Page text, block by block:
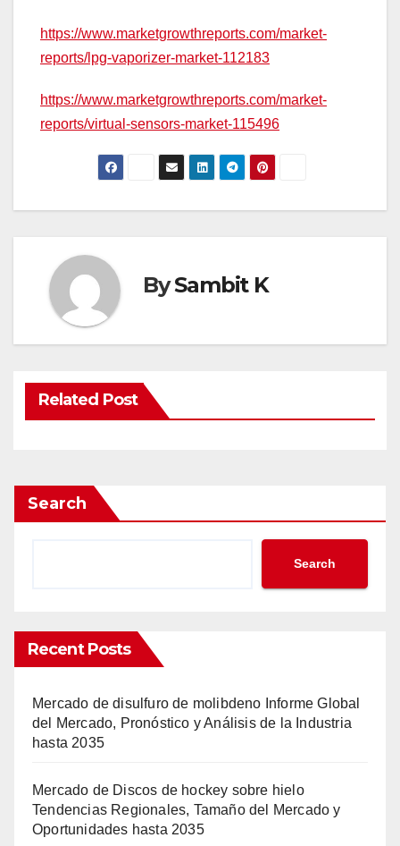
https://www.marketgrowthreports.com/market-
reports/lpg-vaporizer-market-112183
https://www.marketgrowthreports.com/market-
reports/virtual-sensors-market-115496
BySambit K
Related Post
Search
Search
Recent Posts
Mercado de disulfuro de molibdeno Informe Global
del Mercado, Pronóstico y Análisis de la Industria
hasta 2035
Mercado de Discos de hockey sobre hielo
Tendencias Regionales, Tamaño del Mercado y
Oportunidades hasta 2035